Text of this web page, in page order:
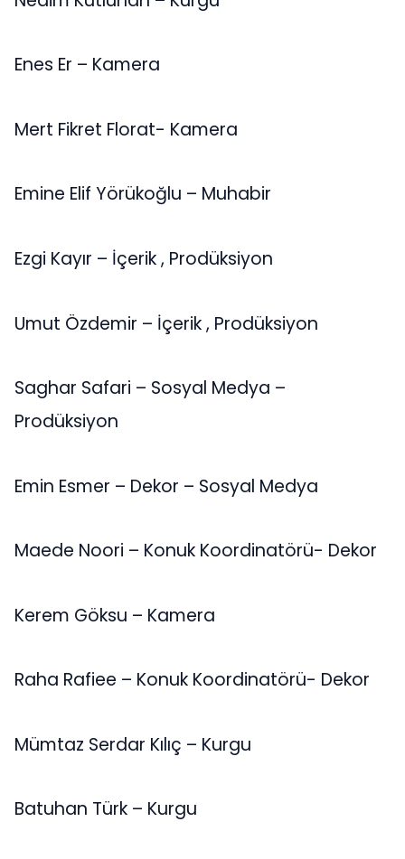
Enes Er – Kamera
Mert Fikret Florat- Kamera
Emine Elif Yörükoğlu – Muhabir
Ezgi Kayır – İçerik , Prodüksiyon
Umut Özdemir – İçerik , Prodüksiyon
Saghar Safari – Sosyal Medya –
Prodüksiyon
Emin Esmer – Dekor – Sosyal Medya
Maede Noori – Konuk Koordinatörü- Dekor
Kerem Göksu – Kamera
Raha Rafiee – Konuk Koordinatörü- Dekor
Mümtaz Serdar Kılıç – Kurgu
Batuhan Türk – Kurgu